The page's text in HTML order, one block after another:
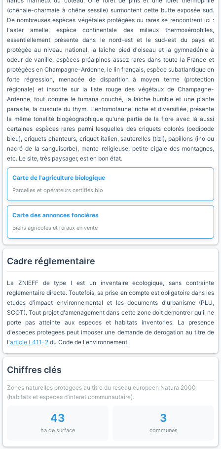
(chênaie-charmaie à chêne sessile) surmontent cette butte exposée sud.
De nombreuses espèces végétales protégées ou rares se rencontrent ici :
l'aster amelle, espèce continentale des milieux thermoxérophiles,
essentiellement présente dans le nord-est et le sud-est du pays et
protégée au niveau national, la laîche pied d'oiseau et la gymnadénie à
odeur de vanille, espèces préalpines assez rares dans toute la France et
protégées en Champagne-Ardenne, le lin français, espèce subatlantique en
forte régression, menacée de disparition à moyen terme (protection
régionale) et inscrite sur la liste rouge des végétaux de Champagne-
Ardenne, tout comme le fumana couché, la laîche humble et une plante
parasite, la cuscute du thym. L'entomofaune, riche et diversifiée, présente
la même tonalité biogéographique qu'une partie de la flore avec là aussi
certaines espèces rares parmi lesquelles des criquets colorés (oedipode
bleu), criquets chanteurs, criquet italien, sauterelles (tizi), papillons (ino ou
nacré de la sanguisorbe), mante religieuse, petite cigale des montagnes,
etc. Le site, très paysager, est en bon état.
Carte de l'agriculture biologique
Parcelles et opérateurs certifiés bio
Carte des annonces foncières
Biens agricoles et ruraux en vente
Cadre réglementaire
La ZNIEFF de type I est un inventaire ecologique, sans contrainte
reglementaire directe. Toutefois, sa prise en compte est obligatoire dans les
etudes d'impact environnemental et les documents d'urbanisme (PLU,
SCOT). Tout projet d'amenagement dans cette zone doit demontrer qu'il ne
porte pas atteinte aux especes et habitats inventories. La presence
d'especes protegees peut imposer une demande de derogation au titre de
l'article L411-2 du Code de l'environnement.
Chiffres clés
Zones naturelles protegees au titre du reseau europeen Natura 2000
(habitats et especes d’interet communautaire).
43
ha de surface
3
communes